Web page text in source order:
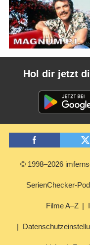
Hol dir jetzt
© 1998–2026
SerienChecker-
Filme A–Z